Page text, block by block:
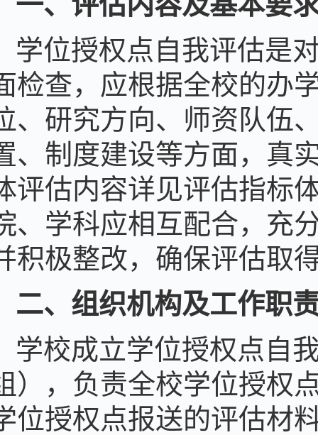
学位授权点 自我评估是
检查， 应根据全校的办
、研究方向、师资队伍
、制度建设等方面，真
评估内容详见评估指标
、学科应相互配合，充
积极整改，确保评估取
二、组织机构及工作职
学校成立学位授权点自
），负责全校学位授权
位授权点报送的评估材